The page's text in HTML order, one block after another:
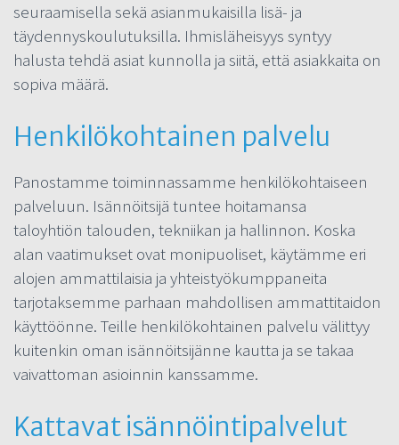
seuraamisella sekä asianmukaisilla lisä- ja
täydennyskoulutuksilla. Ihmisläheisyys syntyy
halusta tehdä asiat kunnolla ja siitä, että asiakkaita on
sopiva määrä.
Henkilökohtainen palvelu
Panostamme toiminnassamme henkilökohtaiseen
palveluun. Isännöitsijä tuntee hoitamansa
taloyhtiön talouden, tekniikan ja hallinnon. Koska
alan vaatimukset ovat monipuoliset, käytämme eri
alojen ammattilaisia ja yhteistyökumppaneita
tarjotaksemme parhaan mahdollisen ammattitaidon
käyttöönne. Teille henkilökohtainen palvelu välittyy
kuitenkin oman isännöitsijänne kautta ja se takaa
vaivattoman asioinnin kanssamme.
Kattavat isännöintipalvelut